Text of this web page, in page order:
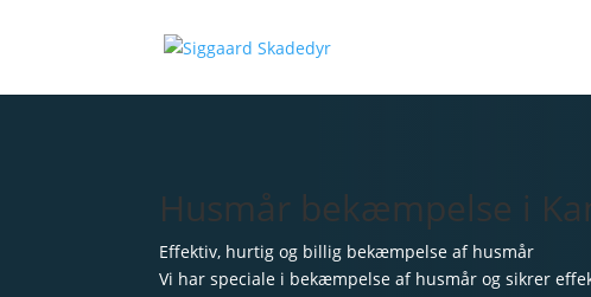
Husmår bekæmpelse i
Effektiv, hurtig og billig bekæmpelse af husmår
Vi har speciale i bekæmpelse af husmår og sikrer